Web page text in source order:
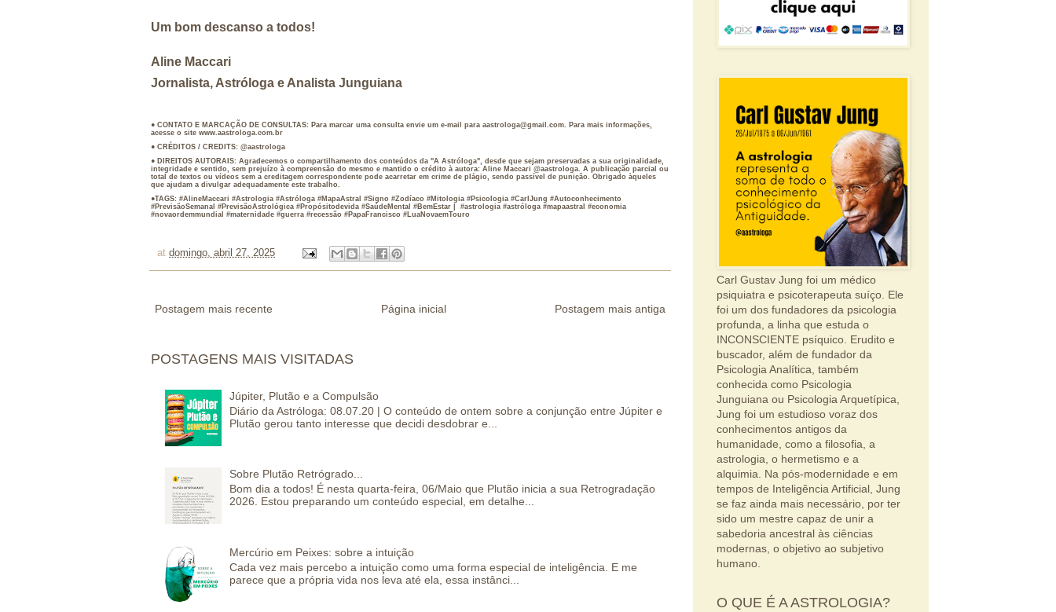
Um bom descanso a todos!
Aline Maccari
Jornalista, Astróloga e Analista Junguiana
● CONTATO E MARCAÇÃO DE CONSULTAS: Para marcar uma consulta envie um e-mail para aastrologa@gmail.com. Para mais informações,
acesse o site www.aastrologa.com.br
● CRÉDITOS / CREDITS: @aastrologa
● DIREITOS AUTORAIS: Agradecemos o compartilhamento dos conteúdos da "A Astróloga", desde que sejam preservadas a sua originalidade,
integridade e sentido, sem prejuízo à compreensão do mesmo e mantido o crédito à autora: Aline Maccari @aastrologa. A publicação parcial ou
total de textos ou vídeos sem a creditagem correspondente pode acarretar em crime de plágio, sendo passível de punição. Obrigado àqueles
que ajudam a divulgar adequadamente este trabalho.
●TAGS: #AlineMaccari #Astrologia #Astróloga #MapaAstral #Signo #Zodíaco #Mitologia #Psicologia #CarlJung #Autoconhecimento
#PrevisãoSemanal #PrevisãoAstrológica #Propósitodevida #SaúdeMental #BemEstar | #astrologia #astróloga #mapaastral #economia
#novaordemmundial #maternidade #guerra #recessão #PapaFrancisco #LuaNovaemTouro
at domingo, abril 27, 2025
Postagem mais recente Postagem mais antiga
Página inicial
POSTAGENS MAIS VISITADAS
Júpiter, Plutão e a Compulsão
Diário da Astróloga: 08.07.20 | O conteúdo de ontem sobre a conjunção entre Júpiter e
Plutão gerou tanto interesse que decidi desdobrar e...
Sobre Plutão Retrógrado...
Bom dia a todos! É nesta quarta-feira, 06/Maio que Plutão inicia a sua Retrogradação
2026. Estou preparando um conteúdo especial, em detalhe...
Mercúrio em Peixes: sobre a intuição
Cada vez mais percebo a intuição como uma forma especial de inteligência. E me
parece que a própria vida nos leva até ela, essa instânci...
Carl Gustav Jung foi um médico
psiquiatra e psicoterapeuta suíço. Ele
foi um dos fundadores da psicologia
profunda, a linha que estuda o
INCONSCIENTE psíquico. Erudito e
buscador, além de fundador da
Psicologia Analítica, também
conhecida como Psicologia
Junguiana ou Psicologia Arquetípica,
Jung foi um estudioso voraz dos
conhecimentos antigos da
humanidade, como a filosofia, a
astrologia, o hermetismo e a
alquimia. Na pós-modernidade e em
tempos de Inteligência Artificial, Jung
se faz ainda mais necessário, por ter
sido um mestre capaz de unir a
sabedoria ancestral às ciências
modernas, o objetivo ao subjetivo
humano.
O QUE É A ASTROLOGIA?